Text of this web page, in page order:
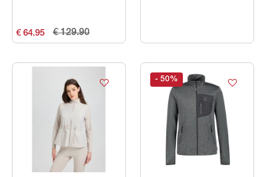
€ 64.95 € 129.90
- 50%